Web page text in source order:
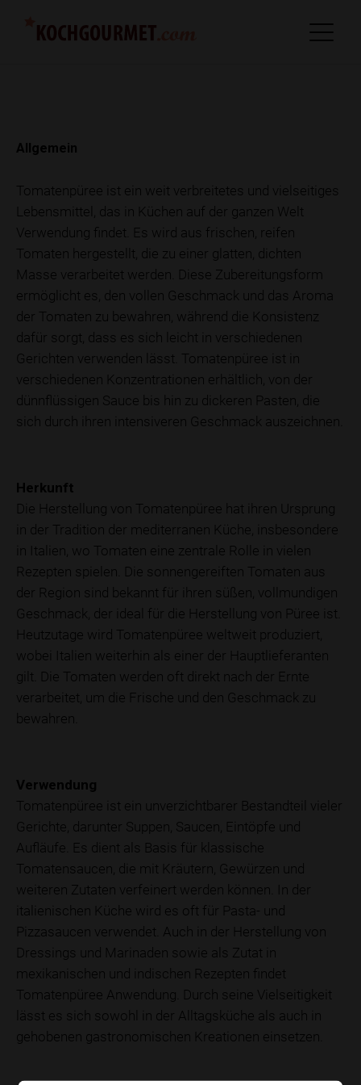
Allgemein
Tomatenpüree ist ein weit verbreitetes und vielseitiges
Lebensmittel, das in Küchen auf der ganzen Welt
Verwendung findet. Es wird aus frischen, reifen
Tomaten hergestellt, die zu einer glatten, dichten
Masse verarbeitet werden. Diese Zubereitungsform
ermöglicht es, den vollen Geschmack und das Aroma
der Tomaten zu bewahren, während die Konsistenz
dafür sorgt, dass es sich leicht in verschiedenen
Gerichten verwenden lässt. Tomatenpüree ist in
verschiedenen Konzentrationen erhältlich, von der
dünnflüssigen Sauce bis hin zu dickeren Pasten, die
sich durch ihren intensiveren Geschmack auszeichnen.
Herkunft
Die Herstellung von Tomatenpüree hat ihren Ursprung
in der Tradition der mediterranen Küche, insbesondere
in Italien, wo Tomaten eine zentrale Rolle in vielen
Rezepten spielen. Die sonnengereiften Tomaten aus
der Region sind bekannt für ihren süßen, vollmundigen
Geschmack, der ideal für die Herstellung von Püree ist.
Heutzutage wird Tomatenpüree weltweit produziert,
wobei Italien weiterhin als einer der Hauptlieferanten
gilt. Die Tomaten werden oft direkt nach der Ernte
verarbeitet, um die Frische und den Geschmack zu
bewahren.
Verwendung
Tomatenpüree ist ein unverzichtbarer Bestandteil vieler
Gerichte, darunter Suppen, Saucen, Eintöpfe und
Aufläufe. Es dient als Basis für klassische
Tomatensaucen, die mit Kräutern, Gewürzen und
weiteren Zutaten verfeinert werden können. In der
italienischen Küche wird es oft für Pasta- und
Pizzasaucen verwendet. Auch in der Herstellung von
Dressings und Marinaden sowie als Zutat in
mexikanischen und indischen Rezepten findet
Tomatenpüree Anwendung. Durch seine Vielseitigkeit
lässt es sich sowohl in der Alltagsküche als auch in
gehobenen gastronomischen Kreationen einsetzen.